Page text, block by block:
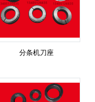
分条机刀座